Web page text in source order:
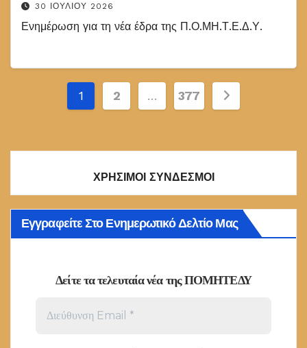
30 ΙΟΥΛΊΟΥ 2026
Ενημέρωση για τη νέα έδρα της Π.Ο.ΜΗ.Τ.Ε.Δ.Υ.
Σελιδοποίηση
1 2 … 377
ΧΡΗΣΙΜΟΙ ΣΥΝΔΕΣΜΟΙ
Εγγραφείτε Στο Ενημερωτικό Δελτίο Μας
Δείτε τα τελευταία νέα της ΠΟΜΗΤΕΔΥ